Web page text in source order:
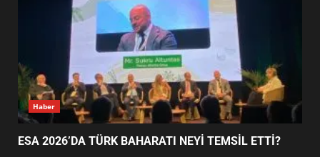
3
EİB’DE KRİTİK ATAMA:
SÜRDÜRÜLEBİLİRLİKTE NE
DEĞİŞECEK?
Haber
ESA 2026’DA TÜRK BAHARATI NEYİ TEMSİL ETTİ?